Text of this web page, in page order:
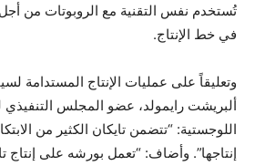
تُستخدم نفس التقنية مع الروبوتات من
في خط الإنتاج‏.
وتعليقاً على عمليات الإنتاج المستدامة
ألبريشت رايمولد، عضو المجلس التنفيذي
اللوجستية: “تتضمن تايكان الكثير من
إنتاجها”. وأضاف: “تعمل بورشه على إنتاج